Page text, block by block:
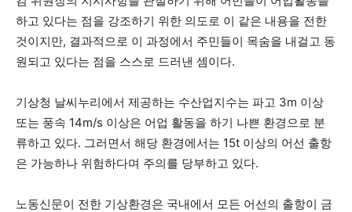
하고 있다는 점을 강조하기 위한 의도로 이 같은 내용을 전한
것이지만, 결과적으로 이 과정에서 주민들이 목숨을 내걸고 동
원되고 있다는 점을 스스로 드러낸 셈이다.
기상청 날씨누리에서 제공하는 수산업지수는 파고 3m 이상
또는 풍속 14m/s 이상은 어업 활동을 하기 나쁜 환경으로 분
류하고 있다. 그러면서 해당 환경에서는 15t 이상의 어선 출항
은 가능하나 위험하다며 주의를 당부하고 있다.
노동신문이 전한 기상환경은 국내에서 모든 어선의 출항이 금